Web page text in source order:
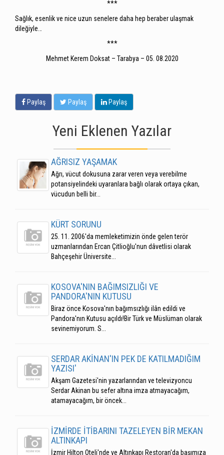
***
Sağlık, esenlik ve nice uzun senelere daha hep beraber ulaşmak
dileğiyle…
***
Mehmet Kerem Doksat – Tarabya – 05. 08.2020
Paylaş Paylaş Paylaş
Yeni Eklenen Yazılar
AĞRISIZ YAŞAMAK
Ağrı, vücut dokusuna zarar veren veya verebilme
potansiyelindeki uyaranlara bağlı olarak ortaya çıkan,
vücudun belli bir...
KÜRT SORUNU
25. 11. 2006'da memleketimizin önde gelen terör
uzmanlarından Ercan Çitlioğlu'nun dâvetlisi olarak
Bahçeşehir Üniversite...
KOSOVA'NIN BAĞIMSIZLIĞI VE
PANDORA'NIN KUTUSU
Biraz önce Kosova'nın bağımsızlığı ilân edildi ve
Pandora'nın Kutusu açıldı!Bir Türk ve Müslüman olarak
sevinemiyorum. S...
SERDAR AKİNAN'IN PEK DE KATILMADIĞIM
YAZISI'
Akşam Gazetesi'nin yazarlarından ve televizyoncu
Serdar Akinan bu sefer altına imza atmayacağım,
atamayacağım, bir öncek...
İZMİRDE İTİBARINI TAZELEYEN BİR MEKAN
ALTINKAPI
İzmir Hilton Oteli'nde ve Altınkapı Restoran'da başımıza